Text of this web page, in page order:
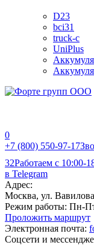
D23
bci31
truck-c
UniPlus
0
+7 (800) 550-97-17
32Работаем с 10:00-
в Telegram
Адрес:
Москва, ул.
Режим работы: Пн-
Проложить маршрут
Электронная почта:
Соцсети и